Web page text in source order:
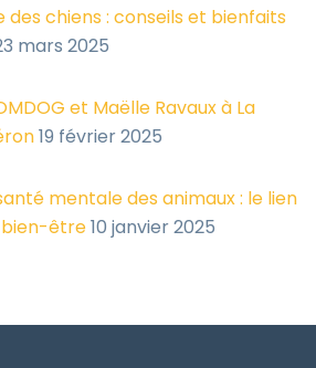
des chiens : conseils et bienfaits
mars 2025
et Maëlle Ravaux à La
19 février 2025
mentale des animaux : le lien
être10 janvier 2025